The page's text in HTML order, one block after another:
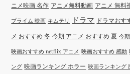
ニメ映画 名作 アニメ無料動画 アニメ 無料
プライム 映画 キムテリ ドラマ ドラマおす
メ おすすめ 冬 今期 アニメ おすすめ 夏 今
映画おすすめ netflix アニメ 映画おすすめ 感動
ング 映画ランキング ホラー 映画ランキング